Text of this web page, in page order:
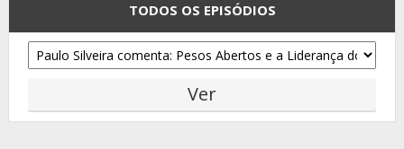
TODOS OS EPISÓDIOS